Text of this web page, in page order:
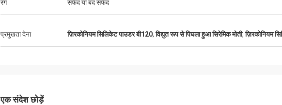
रंग सफेद या बंद सफेद
प्रमुखता देना ज़िरकोनियम सिलिकेट पाउडर बी120,विद्युत रूप से पिघला हुआ सिरेमिक मोती,ज़िरकोनियम
एक संदेश छोड़ें